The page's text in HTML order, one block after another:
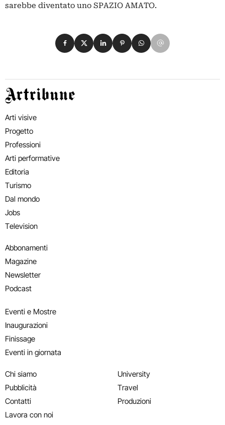
sarebbe diventato uno SPAZIO AMATO.
Condividi su Facebook
Condividi su X
Condividi su LinkedIn
Condividi su Pinterest
Condividi su WhatsApp
Condividi su Email
Artribune
Arti visive
Progetto
Professioni
Arti performative
Editoria
Turismo
Dal mondo
Jobs
Television
Abbonamenti
Magazine
Newsletter
Podcast
Eventi e Mostre
Inaugurazioni
Finissage
Eventi in giornata
Chi siamo
Pubblicità
Contatti
Lavora con noi
University
Travel
Produzioni